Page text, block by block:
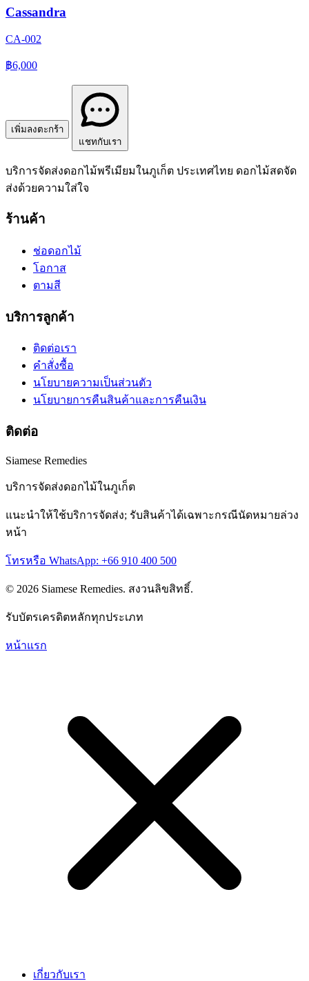
Cassandra
CA-002
฿6,000
เพิ่มลงตะกร้า
แชทกับเรา
บริการจัดส่งดอกไม้พรีเมียมในภูเก็ต ประเทศไทย ดอกไม้สดจัด
ส่งด้วยความใส่ใจ
ร้านค้า
ช่อดอกไม้
โอกาส
ตามสี
บริการลูกค้า
ติดต่อเรา
คำสั่งซื้อ
นโยบายความเป็นส่วนตัว
นโยบายการคืนสินค้าและการคืนเงิน
ติดต่อ
Siamese Remedies
บริการจัดส่งดอกไม้ในภูเก็ต
แนะนำให้ใช้บริการจัดส่ง; รับสินค้าได้เฉพาะกรณีนัดหมายล่วง
หน้า
โทรหรือ WhatsApp: +66 910 400 500
© 2026 Siamese Remedies. สงวนลิขสิทธิ์.
รับบัตรเครดิตหลักทุกประเภท
หน้าแรก
เกี่ยวกับเรา